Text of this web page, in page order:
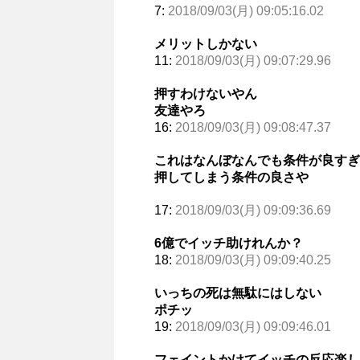
7: 2018/09/03(月) 09:05:16.02
メリットしかない
11: 2018/09/03(月) 09:07:29.96
押すわけないやん
友達やろ
16: 2018/09/03(月) 09:08:47.37
これはなんぼなんでも条件が良す
押してしまう条件の良さや
17: 2018/09/03(月) 09:09:36.69
6億でイッチ助けれんか？
18: 2018/09/03(月) 09:09:40.25
いっちの死は無駄にはしない
ポチッ
19: 2018/09/03(月) 09:09:46.01